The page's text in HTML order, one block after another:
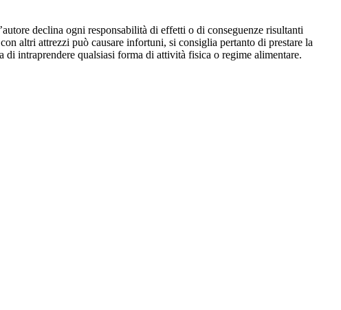
declina ogni responsabilità di effetti o di conseguenze risultanti
altri attrezzi può causare infortuni, si consiglia pertanto di prestare la
intraprendere qualsiasi forma di attività fisica o regime alimentare.